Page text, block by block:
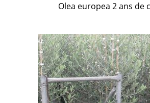
Olea europea 2 ans de